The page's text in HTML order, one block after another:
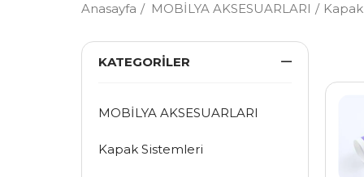
Anasayfa MOBİLYA AKSESUARLARI
KATEGORILER
MOBİLYA AKSESUARLARI
Kapak Sistemleri